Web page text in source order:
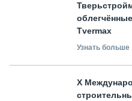
Tvermax
Узнать
X